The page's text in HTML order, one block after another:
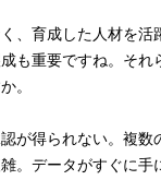
、育成した人材を活
も重要ですね。それ
。
が得られない。複数
。データがすぐに手